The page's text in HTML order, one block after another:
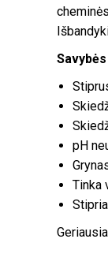
Savybės
pH
Tinka